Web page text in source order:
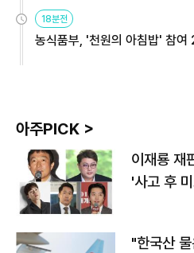
18분전
농식품부, '천원의 아침밥' 참
아주PICK >
이재룡 재
'사고 후
"한국산